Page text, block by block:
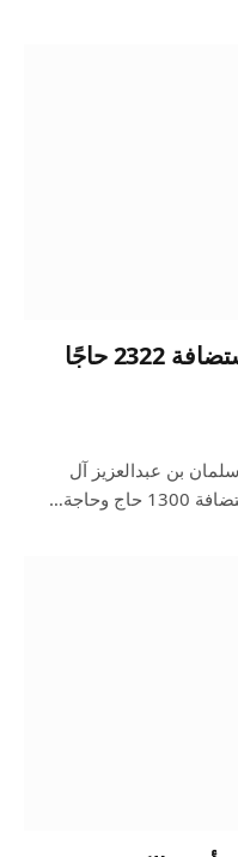
خادم الحرمين يُصدر أمره باستضافة 2322 حاجًا
بن عبدالعزيز آل